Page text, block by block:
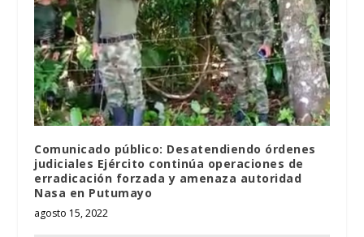
Comunicado público: Desatendiendo órdenes
judiciales Ejército continúa operaciones de
erradicación forzada y amenaza autoridad
Nasa en Putumayo
agosto 15, 2022